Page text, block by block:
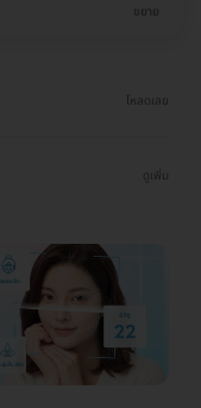
ขยาย
โหลดเลย
ดูเพิ่ม